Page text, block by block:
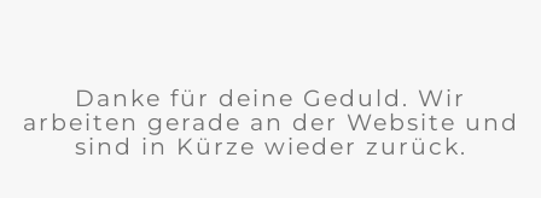
Danke für deine Geduld. Wir
arbeiten gerade an der Website und
sind in Kürze wieder zurück.